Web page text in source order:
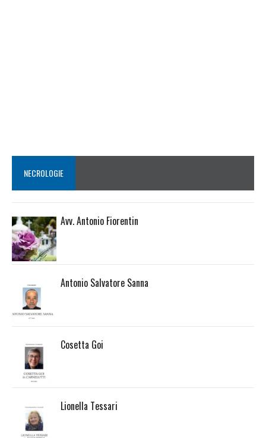
NECROLOGIE
Avv. Antonio Fiorentin
Antonio Salvatore Sanna
Cosetta Goi
Lionella Tessari